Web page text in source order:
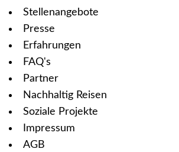
Stellenangebote
Presse
Erfahrungen
FAQ's
Partner
Nachhaltig Reisen
Soziale Projekte
Impressum
AGB